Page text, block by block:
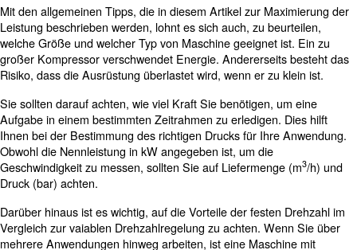
und Überprüfung der Rohrleitungen
Die gute Nachricht ist, dass die Behebung von
einfach istwie der Austausch von Filtern, O-Ringen,
Dichtungen und verschlissenen Rohren. Dies gilt
Festziehen loser Verbindungen. Sie sollten die
für jede Komponente befolgen, um eine maximale
erzielen.
Überwachung Der